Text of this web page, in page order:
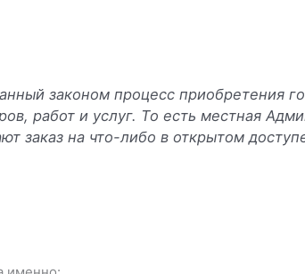
законом процесс приобретения
работ и услуг. То есть местная
заказ на что-либо в открытом